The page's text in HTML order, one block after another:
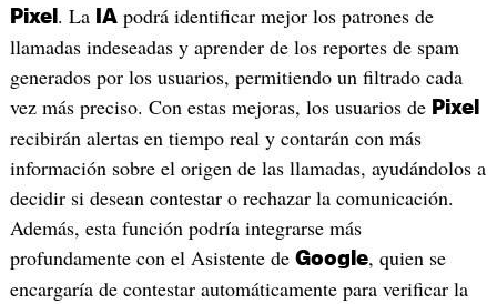
Pixel . La IApodrá identificar mejor los patrones de
llamadas indeseadas y aprender de los reportes de spam
generados por los usuarios, permitiendo un filtrado cada
vez más preciso. Con estas mejoras, los usuarios de Pixel
recibirán alertas en tiempo real y contarán con más
información sobre el origen de las llamadas, ayudándolos a
decidir si desean contestar o rechazar la comunicación.
Además, esta función podría integrarse más
profundamente con el Asistente de Google, quien se
encargaría de contestar automáticamente para verificar la